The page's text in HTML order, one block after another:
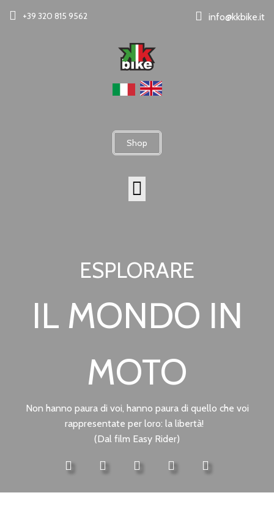
+39 320 815 9562 info@kkbike.it
Shop
ESPLORARE
IL MONDO IN
MOTO
Non hanno paura di voi, hanno paura di quello che voi
rappresentate per loro: la libertà!
(Dal film Easy Rider)